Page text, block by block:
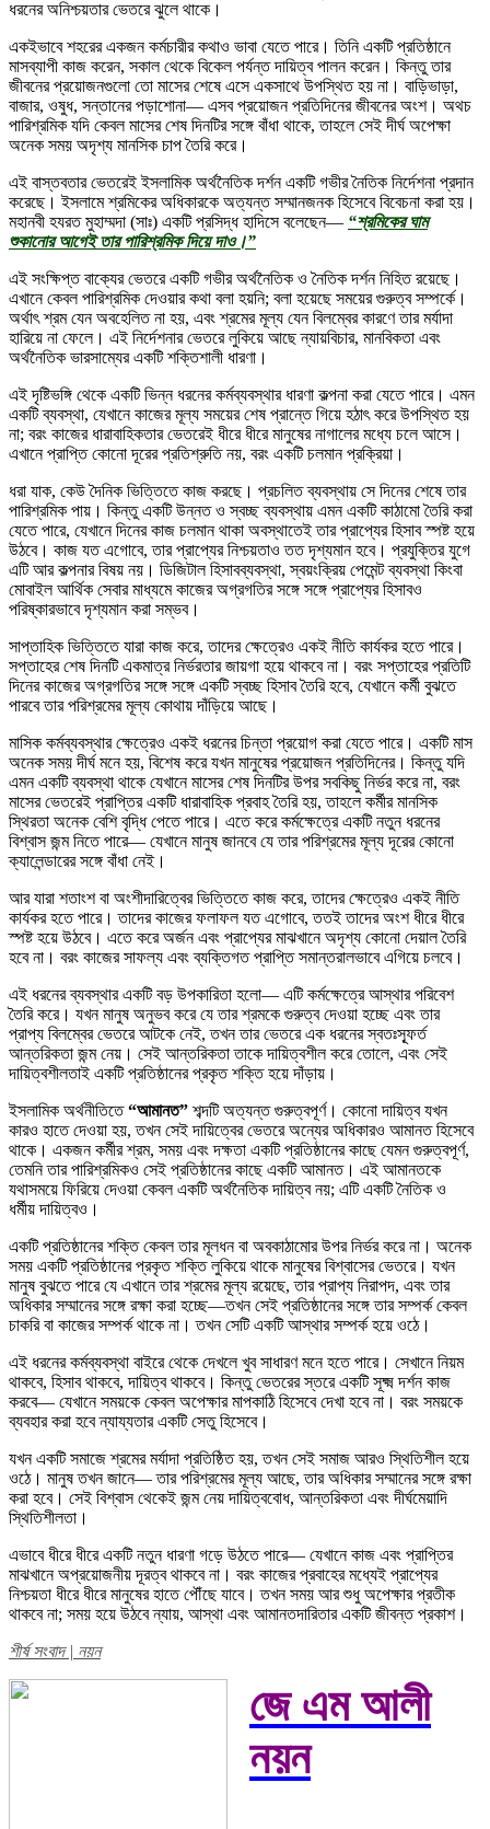
ধরনের অনিশ্চয়তার ভেতরে ঝুলে থাকে।
একইভাবে শহরের একজন কর্মচারীর কথাও ভাবা যেতে পারে। তিনি একটি প্রতিষ্ঠানে
মাসব্যাপী কাজ করেন, সকাল থেকে বিকেল পর্যন্ত দায়িত্ব পালন করেন। কিন্তু তার
জীবনের প্রয়োজনগুলো তো মাসের শেষে এসে একসাথে উপস্থিত হয় না। বাড়িভাড়া,
বাজার, ওষুধ, সন্তানের পড়াশোনা— এসব প্রয়োজন প্রতিদিনের জীবনের অংশ। অথচ
পারিশ্রমিক যদি কেবল মাসের শেষ দিনটির সঙ্গে বাঁধা থাকে, তাহলে সেই দীর্ঘ অপেক্ষা
অনেক সময় অদৃশ্য মানসিক চাপ তৈরি করে।
এই বাস্তবতার ভেতরেই ইসলামিক অর্থনৈতিক দর্শন একটি গভীর নৈতিক নির্দেশনা প্রদান
করেছে। ইসলামে শ্রমিকের অধিকারকে অত্যন্ত সম্মানজনক হিসেবে বিবেচনা করা হয়।
মহানবী হযরত মুহাম্মদা (সাঃ) একটি প্রসিদ্ধ হাদিসে বলেছেন— “শ্রমিকের ঘাম
শুকানোর আগেই তার পারিশ্রমিক দিয়ে দাও।”
এই সংক্ষিপ্ত বাক্যের ভেতরে একটি গভীর অর্থনৈতিক ও নৈতিক দর্শন নিহিত রয়েছে।
এখানে কেবল পারিশ্রমিক দেওয়ার কথা বলা হয়নি; বলা হয়েছে সময়ের গুরুত্ব সম্পর্কে।
অর্থাৎ শ্রম যেন অবহেলিত না হয়, এবং শ্রমের মূল্য যেন বিলম্বের কারণে তার মর্যাদা
হারিয়ে না ফেলে। এই নির্দেশনার ভেতরে লুকিয়ে আছে ন্যায়বিচার, মানবিকতা এবং
অর্থনৈতিক ভারসাম্যের একটি শক্তিশালী ধারণা।
এই দৃষ্টিভঙ্গি থেকে একটি ভিন্ন ধরনের কর্মব্যবস্থার ধারণা কল্পনা করা যেতে পারে। এমন
একটি ব্যবস্থা, যেখানে কাজের মূল্য সময়ের শেষ প্রান্তে গিয়ে হঠাৎ করে উপস্থিত হয়
না; বরং কাজের ধারাবাহিকতার ভেতরেই ধীরে ধীরে মানুষের নাগালের মধ্যে চলে আসে।
এখানে প্রাপ্তি কোনো দূরের প্রতিশ্রুতি নয়, বরং একটি চলমান প্রক্রিয়া।
ধরা যাক, কেউ দৈনিক ভিত্তিতে কাজ করছে। প্রচলিত ব্যবস্থায় সে দিনের শেষে তার
পারিশ্রমিক পায়। কিন্তু একটি উন্নত ও স্বচ্ছ ব্যবস্থায় এমন একটি কাঠামো তৈরি করা
যেতে পারে, যেখানে দিনের কাজ চলমান থাকা অবস্থাতেই তার প্রাপ্যের হিসাব স্পষ্ট হয়ে
উঠবে। কাজ যত এগোবে, তার প্রাপ্যের নিশ্চয়তাও তত দৃশ্যমান হবে। প্রযুক্তির যুগে
এটি আর কল্পনার বিষয় নয়। ডিজিটাল হিসাবব্যবস্থা, স্বয়ংক্রিয় পেমেন্ট ব্যবস্থা কিংবা
মোবাইল আর্থিক সেবার মাধ্যমে কাজের অগ্রগতির সঙ্গে সঙ্গে প্রাপ্যের হিসাবও
পরিষ্কারভাবে দৃশ্যমান করা সম্ভব।
সাপ্তাহিক ভিত্তিতে যারা কাজ করে, তাদের ক্ষেত্রেও একই নীতি কার্যকর হতে পারে।
সপ্তাহের শেষ দিনটি একমাত্র নির্ভরতার জায়গা হয়ে থাকবে না। বরং সপ্তাহের প্রতিটি
দিনের কাজের অগ্রগতির সঙ্গে সঙ্গে একটি স্বচ্ছ হিসাব তৈরি হবে, যেখানে কর্মী বুঝতে
পারবে তার পরিশ্রমের মূল্য কোথায় দাঁড়িয়ে আছে।
মাসিক কর্মব্যবস্থার ক্ষেত্রেও একই ধরনের চিন্তা প্রয়োগ করা যেতে পারে। একটি মাস
অনেক সময় দীর্ঘ মনে হয়, বিশেষ করে যখন মানুষের প্রয়োজন প্রতিদিনের। কিন্তু যদি
এমন একটি ব্যবস্থা থাকে যেখানে মাসের শেষ দিনটির উপর সবকিছু নির্ভর করে না, বরং
মাসের ভেতরেই প্রাপ্তির একটি ধারাবাহিক প্রবাহ তৈরি হয়, তাহলে কর্মীর মানসিক
স্থিরতা অনেক বেশি বৃদ্ধি পেতে পারে। এতে করে কর্মক্ষেত্রে একটি নতুন ধরনের
বিশ্বাস জন্ম নিতে পারে— যেখানে মানুষ জানবে যে তার পরিশ্রমের মূল্য দূরের কোনো
ক্যালেন্ডারের সঙ্গে বাঁধা নেই।
আর যারা শতাংশ বা অংশীদারিত্বের ভিত্তিতে কাজ করে, তাদের ক্ষেত্রেও একই নীতি
কার্যকর হতে পারে। তাদের কাজের ফলাফল যত এগোবে, ততই তাদের অংশ ধীরে ধীরে
স্পষ্ট হয়ে উঠবে। এতে করে অর্জন এবং প্রাপ্যের মাঝখানে অদৃশ্য কোনো দেয়াল তৈরি
হবে না। বরং কাজের সাফল্য এবং ব্যক্তিগত প্রাপ্তি সমান্তরালভাবে এগিয়ে চলবে।
এই ধরনের ব্যবস্থার একটি বড় উপকারিতা হলো— এটি কর্মক্ষেত্রে আস্থার পরিবেশ
তৈরি করে। যখন মানুষ অনুভব করে যে তার শ্রমকে গুরুত্ব দেওয়া হচ্ছে এবং তার
প্রাপ্য বিলম্বের ভেতরে আটকে নেই, তখন তার ভেতরে এক ধরনের স্বতঃস্ফূর্ত
আন্তরিকতা জন্ম নেয়। সেই আন্তরিকতা তাকে দায়িত্বশীল করে তোলে, এবং সেই
দায়িত্বশীলতাই একটি প্রতিষ্ঠানের প্রকৃত শক্তি হয়ে দাঁড়ায়।
ইসলামিক অর্থনীতিতে“আমানত” শব্দটি অত্যন্ত গুরুত্বপূর্ণ। কোনো দায়িত্ব যখন
কারও হাতে দেওয়া হয়, তখন সেই দায়িত্বের ভেতরে অন্যের অধিকারও আমানত হিসেবে
থাকে। একজন কর্মীর শ্রম, সময় এবং দক্ষতা একটি প্রতিষ্ঠানের কাছে যেমন গুরুত্বপূর্ণ,
তেমনি তার পারিশ্রমিকও সেই প্রতিষ্ঠানের কাছে একটি আমানত। এই আমানতকে
যথাসময়ে ফিরিয়ে দেওয়া কেবল একটি অর্থনৈতিক দায়িত্ব নয়; এটি একটি নৈতিক ও
ধর্মীয় দায়িত্বও।
একটি প্রতিষ্ঠানের শক্তি কেবল তার মূলধন বা অবকাঠামোর উপর নির্ভর করে না। অনেক
সময় একটি প্রতিষ্ঠানের প্রকৃত শক্তি লুকিয়ে থাকে মানুষের বিশ্বাসের ভেতরে। যখন
মানুষ বুঝতে পারে যে এখানে তার শ্রমের মূল্য রয়েছে, তার প্রাপ্য নিরাপদ, এবং তার
অধিকার সম্মানের সঙ্গে রক্ষা করা হচ্ছে—তখন সেই প্রতিষ্ঠানের সঙ্গে তার সম্পর্ক কেবল
চাকরি বা কাজের সম্পর্ক থাকে না। তখন সেটি একটি আস্থার সম্পর্ক হয়ে ওঠে।
এই ধরনের কর্মব্যবস্থা বাইরে থেকে দেখলে খুব সাধারণ মনে হতে পারে। সেখানে নিয়ম
থাকবে, হিসাব থাকবে, দায়িত্ব থাকবে। কিন্তু ভেতরের স্তরে একটি সূক্ষ্ম দর্শন কাজ
করবে— যেখানে সময়কে কেবল অপেক্ষার মাপকাঠি হিসেবে দেখা হবে না। বরং সময়কে
ব্যবহার করা হবে ন্যায্যতার একটি সেতু হিসেবে।
যখন একটি সমাজে শ্রমের মর্যাদা প্রতিষ্ঠিত হয়, তখন সেই সমাজ আরও স্থিতিশীল হয়ে
ওঠে। মানুষ তখন জানে— তার পরিশ্রমের মূল্য আছে, তার অধিকার সম্মানের সঙ্গে রক্ষা
করা হবে। সেই বিশ্বাস থেকেই জন্ম নেয় দায়িত্ববোধ, আন্তরিকতা এবং দীর্ঘমেয়াদি
স্থিতিশীলতা।
এভাবে ধীরে ধীরে একটি নতুন ধারণা গড়ে উঠতে পারে— যেখানে কাজ এবং প্রাপ্তির
মাঝখানে অপ্রয়োজনীয় দূরত্ব থাকবে না। বরং কাজের প্রবাহের মধ্যেই প্রাপ্যের
নিশ্চয়তা ধীরে ধীরে মানুষের হাতে পৌঁছে যাবে। তখন সময় আর শুধু অপেক্ষার প্রতীক
থাকবে না; সময় হয়ে উঠবে ন্যায়, আস্থা এবং আমানতদারিতার একটি জীবন্ত প্রকাশ।
শীর্ষ সংবাদ | নয়ন
জে এম আলী
নয়ন